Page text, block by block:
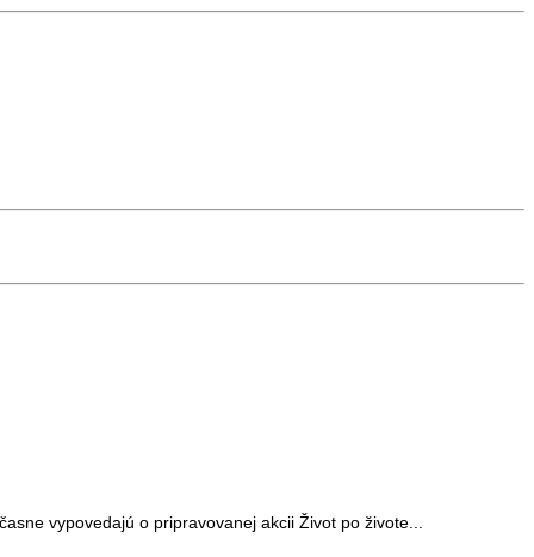
vypovedajú o pripravovanej akcii Život po živote...